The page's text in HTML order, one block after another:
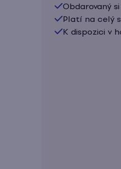
Obdarovaný
Platí na celý
K dispozici v